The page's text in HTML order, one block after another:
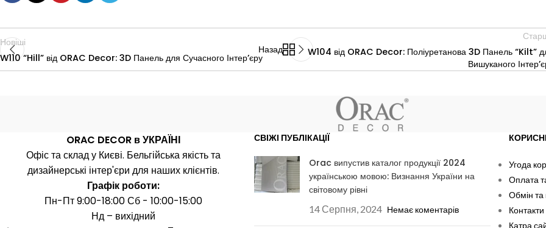
Новіші
W110 “Hill” від ORAC Decor: 3D Панель для Сучасного Інтер’єру
Назад
W104 від ORAC Decor: Поліуретанова 3D Панель “Kilt”
Вишуканого
ORAC DECOR в УКРАЇНІ
Офіс та склад у Києві. Бельгійська якість та
дизайнерські інтер'єри для наших клієнтів.
Графік роботи:
Пн-Пт 9:00-18:00 Сб - 10:00-15:00
Нд – вихідний
СВІЖІ ПУБЛІКАЦІЇ
Orac випустив каталог продукції 2024
українською мовою: Визнання України на
світовому рівні
14 Серпня, 2024 Немає коментарів
Угода
Оплата
Обмін
Контакти
Катра